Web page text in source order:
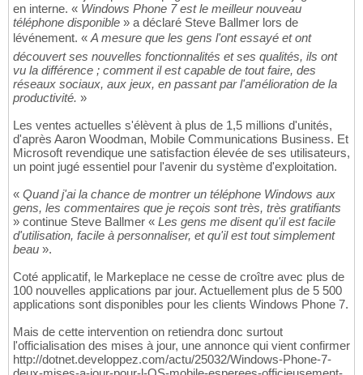
en interne. « Windows Phone 7 est le meilleur nouveau
téléphone disponible » a déclaré Steve Ballmer lors de
lévénement. « A mesure que les gens l'ont essayé et ont
découvert ses nouvelles fonctionnalités et ses qualités, ils ont
vu la différence ; comment il est capable de tout faire, des
réseaux sociaux, aux jeux, en passant par l'amélioration de la
productivité. »
Les ventes actuelles s'élèvent à plus de 1,5 millions d'unités,
d'après Aaron Woodman, Mobile Communications Business. Et
Microsoft revendique une satisfaction élevée de ses utilisateurs,
un point jugé essentiel pour l'avenir du système d'exploitation.
« Quand j'ai la chance de montrer un téléphone Windows aux
gens, les commentaires que je reçois sont très, très gratifiants
» continue Steve Ballmer « Les gens me disent qu'il est facile
d'utilisation, facile à personnaliser, et qu'il est tout simplement
beau ».
Coté applicatif, le Markeplace ne cesse de croître avec plus de
100 nouvelles applications par jour. Actuellement plus de 5 500
applications sont disponibles pour les clients Windows Phone 7.
Mais de cette intervention on retiendra donc surtout
l'officialisation des mises à jour, une annonce qui vient confirmer
http://dotnet.developpez.com/actu/25032/Windows-Phone-7-